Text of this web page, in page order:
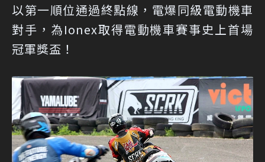
以第一順位通過終點線，電爆同級電動機車
對手，為Ionex取得電動機車賽事史上首場
冠軍獎盃！